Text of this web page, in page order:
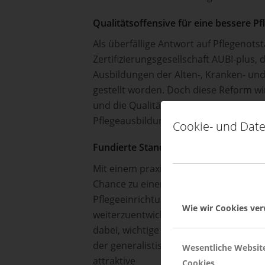
Cookie- und
Wie wir Cookies
Wesentliche
Qualitätsoffensive für eine bessere
Als überfällige Antwort auf
Zertifizierungsgesellschaft AUBI-plus,
Ausbildungen der Alten-, Kranken-
gestellt worden. Doch diese Reform
und die Qualität der
Pflegeausbildung auf betrieblicher
Fundierte Standortbestimmung der
Mit einem praxiserprobten
Chance zu einer fundierten
Pflegeeinrichtungen ein
weiterzuentwickeln“, betont
dabei, wichtige konzeptionelle und
der generalistischen
attraktive